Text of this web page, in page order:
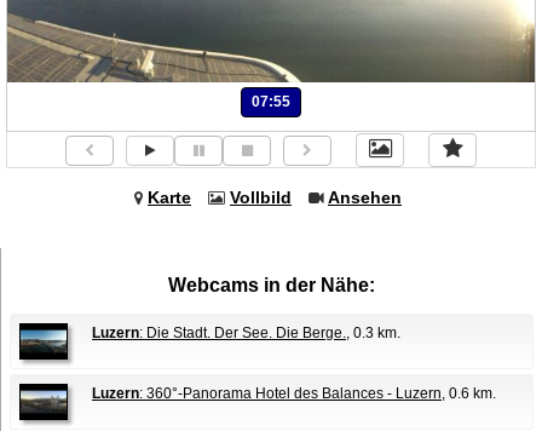
07:55
Karte Vollbild Ansehen
Webcams in der Nähe:
Luzern: Die Stadt. Der See. Die Berge., 0.3 km.
Luzern: 360°-Panorama Hotel des Balances - Luzern, 0.6 km.